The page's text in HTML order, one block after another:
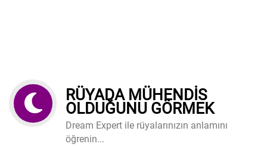
RÜYADA MÜHENDIS
OLDUĞUNU GÖRMEK
Dream Expert ile rüyalarınızın anlamını
öğrenin...